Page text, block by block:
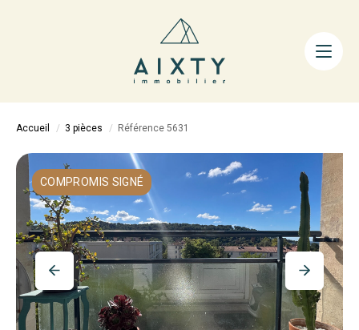
ACHETER
LA MÉTHODE
AIXTY & VOUS
Nos Agences
Nos Équipes
Nos Tarifs
Nos Biens Vendus
Accueil 3 pièces Référence 5631
COMPROMIS SIGNÉ